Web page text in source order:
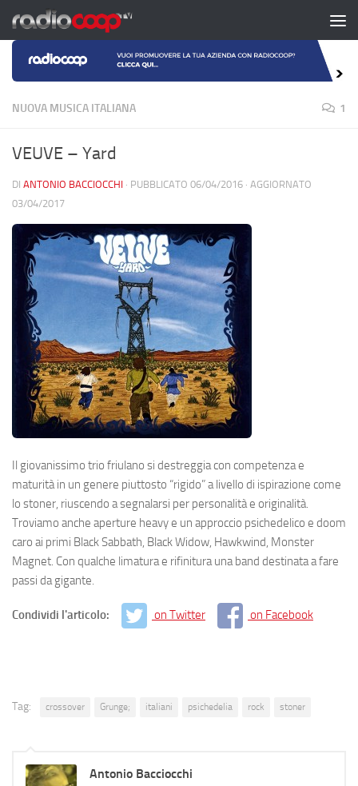
Salta al contenuto
NUOVA MUSICA ITALIANA 1
VEUVE – Yard
DI ANTONIO BACCIOCCHI · PUBBLICATO 06/04/2016 · AGGIORNATO
03/04/2017
Il giovanissimo trio friulano si destreggia con competenza e
maturità in un genere piuttosto “rigido” a livello di ispirazione come
lo stoner, riuscendo a segnalarsi per personalità e originalità.
Troviamo anche aperture heavy e un approccio psichedelico e doom
caro ai primi Black Sabbath, Black Widow, Hawkwind, Monster
Magnet. Con qualche limatura e rifinitura una band destinata a fare
passi da gigante.
Condividi l'articolo: on Twitter on Facebook
Tag: crossover Grunge; italiani psichedelia rock stoner
Antonio Bacciocchi